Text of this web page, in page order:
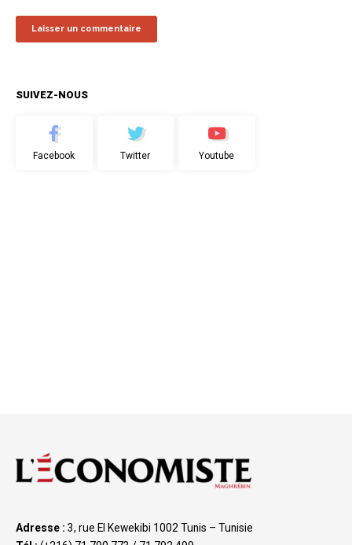
SUIVEZ-NOUS
Facebook Twitter Youtube
Adresse : 3, rue El Kewekibi 1002 Tunis – Tunisie